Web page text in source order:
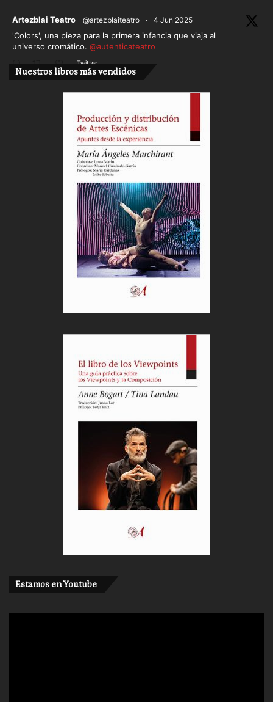
Artezblai Teatro @artezblaiteatro · 4 Jun 2025
'Colors', una pieza para la primera infancia que viaja al
universo cromático. @autenticateatro
Twitter
Cargar más
Nuestros libros más vendidos
Estamos en Youtube